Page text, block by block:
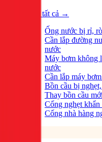
Xem tất cả →
Ống nước bị rỉ,
Cần lắp đường
nước
Máy bơm không
nước
Cần lắp máy
Bồn cầu bị
Thay bồn cầu mới
Cống nghẹt khẩn
Cống nhà hàng